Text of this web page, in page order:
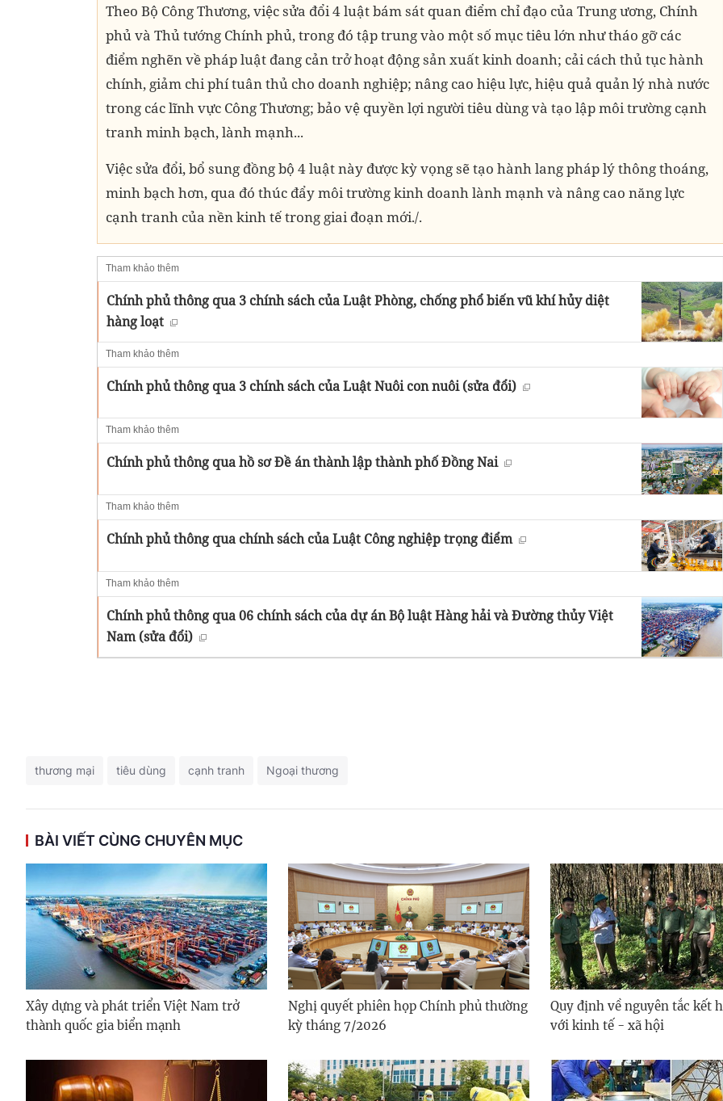
Theo Bộ Công Thương, việc sửa đổi 4 luật bám sát quan điểm chỉ đạo của Trung ương, Chính
phủ và Thủ tướng Chính phủ, trong đó tập trung vào một số mục tiêu lớn như tháo gỡ các
điểm nghẽn về pháp luật đang cản trở hoạt động sản xuất kinh doanh; cải cách thủ tục hành
chính, giảm chi phí tuân thủ cho doanh nghiệp; nâng cao hiệu lực, hiệu quả quản lý nhà nước
trong các lĩnh vực Công Thương; bảo vệ quyền lợi người tiêu dùng và tạo lập môi trường cạnh
tranh minh bạch, lành mạnh...
Việc sửa đổi, bổ sung đồng bộ 4 luật này được kỳ vọng sẽ tạo hành lang pháp lý thông thoáng,
minh bạch hơn, qua đó thúc đẩy môi trường kinh doanh lành mạnh và nâng cao năng lực
cạnh tranh của nền kinh tế trong giai đoạn mới./.
Tham khảo thêm
Chính phủ thông qua 3 chính sách của Luật Phòng, chống phổ biến vũ khí hủy diệt
hàng loạt
Tham khảo thêm
Chính phủ thông qua 3 chính sách của Luật Nuôi con nuôi (sửa đổi)
Tham khảo thêm
Chính phủ thông qua hồ sơ Đề án thành lập thành phố Đồng Nai
Tham khảo thêm
Chính phủ thông qua chính sách của Luật Công nghiệp trọng điểm
Tham khảo thêm
Chính phủ thông qua 06 chính sách của dự án Bộ luật Hàng hải và Đường thủy Việt
Nam (sửa đổi)
thương mại tiêu dùng cạnh tranh Ngoại thương
BÀI VIẾT CÙNG CHUYÊN MỤC
Xây dựng và phát triển Việt Nam trở
thành quốc gia biển mạnh
Nghị quyết phiên họp Chính phủ thường
kỳ tháng 7/2026
Quy định về nguyên tắc kết
với kinh tế - xã hội